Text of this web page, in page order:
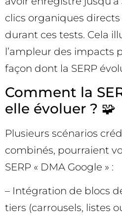
clics organiques directs
durant ces tests. Cela
l’ampleur des impacts
façon dont la SERP
Comment la
elle évoluer ? 🧩
Plusieurs scénarios
combinés, pourraient
SERP « DMA Google » :
– Intégration de blocs
tiers (carrousels, listes